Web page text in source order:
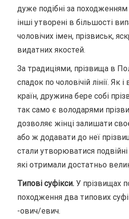
дуже подібні за походженням
інші утворені в більшості
чоловічих імен, прізвиськ,
видатних якостей.
За традиціями, прізвища в
спадок по чоловічій лінії. Як
країн, дружина бере собі
так само є володарями
дозволяє жінці залишати
або ж додавати до неї
стали утворюватися
які отримали достатньо
Типові суфікси. У прізвищах
походження два типових
-ович/евич.